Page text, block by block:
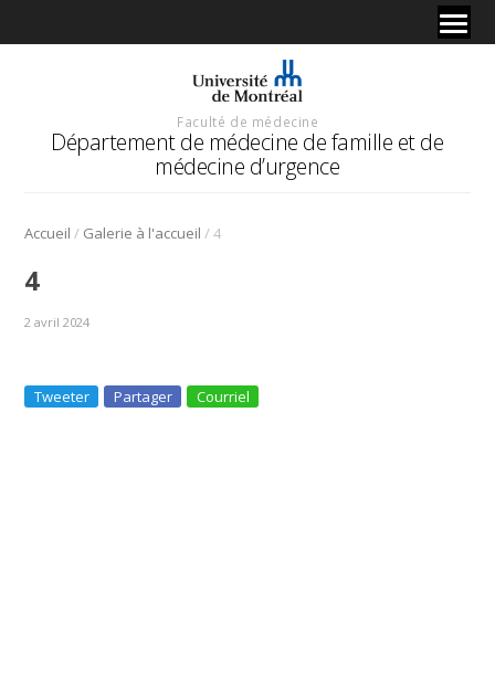
Faculté de médecine
Département de médecine de famille et de
médecine d’urgence
Accueil / Galerie à l'accueil /4
4
2 avril 2024
Tweeter Partager Courriel